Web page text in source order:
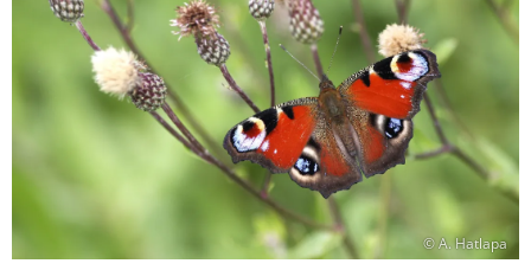
© A. Hatlapa